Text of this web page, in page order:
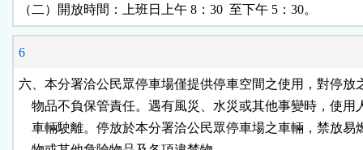
（二）開放時間：上班日上午 8：30  至下午 5：30。
6
六、本分署洽公民眾停車場僅提供停車空間之使用，對停放
物品不負保管責任。遇有風災、水災或其他事變時，使用
車輛駛離。停放於本分署洽公民眾停車場之車輛，禁放易